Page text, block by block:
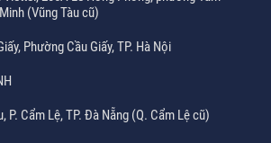
(Vũng Tàu cũ)
Phường Cầu Giấy, TP. Hà Nội
P. Cẩm Lệ, TP. Đà Nẵng (Q. Cẩm Lệ cũ)